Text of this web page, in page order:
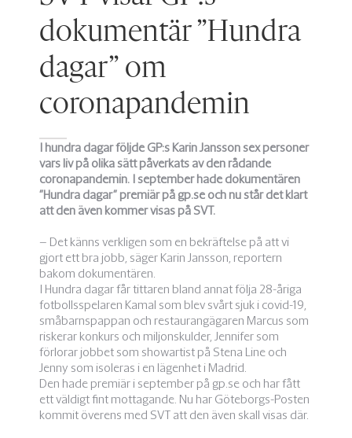
dokumentär ”Hundra
dagar” om
coronapandemin
I hundra dagar följde GP:s Karin Jansson sex personer
vars liv på olika sätt påverkats av den rådande
coronapandemin. I september hade dokumentären
”Hundra dagar” premiär på gp.se och nu står det klart
att den även kommer visas på SVT.
– Det känns verkligen som en bekräftelse på att vi
gjort ett bra jobb, säger Karin Jansson, reportern
bakom dokumentären.
I Hundra dagar får tittaren bland annat följa 28-åriga
fotbollsspelaren Kamal som blev svårt sjuk i covid-19,
småbarnspappan och restaurangägaren Marcus som
riskerar konkurs och miljonskulder, Jennifer som
förlorar jobbet som showartist på Stena Line och
Jenny som isoleras i en lägenhet i Madrid.
Den hade premiär i september på gp.se och har fått
ett väldigt fint mottagande. Nu har Göteborgs-Posten
kommit överens med SVT att den även skall visas där.